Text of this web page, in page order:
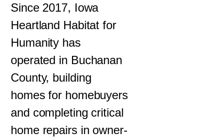
Since 2017, Iowa
Heartland Habitat for
Humanity has
operated in Buchanan
County, building
homes for homebuyers
and completing critical
home repairs in owner-